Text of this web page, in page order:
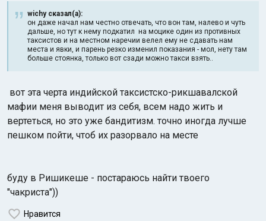
wichy сказал(а):
он даже начал нам честно отвечать, что вон там, налево и чуть
дальше, но тут к нему подкатил на моцике один из противных
таксистов и на местном наречии велел ему не сдавать нам
места и явки, и парень резко изменил показания - мол, нету там
больше стоянка, только вот сзади можно такси взять..
вот эта черта индийской таксистско-рикшавалской
мафии меня выводит из себя, всем надо жить и
вертеться, но это уже бандитизм. точно иногда лучше
пешком пойти, чтоб их разорвало на месте
буду в Ришикеше - постараюсь найти твоего
"чакриста"))
Нравится